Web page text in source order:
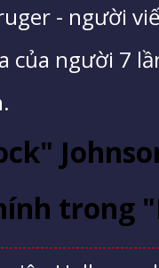
- người
của người 7
trong